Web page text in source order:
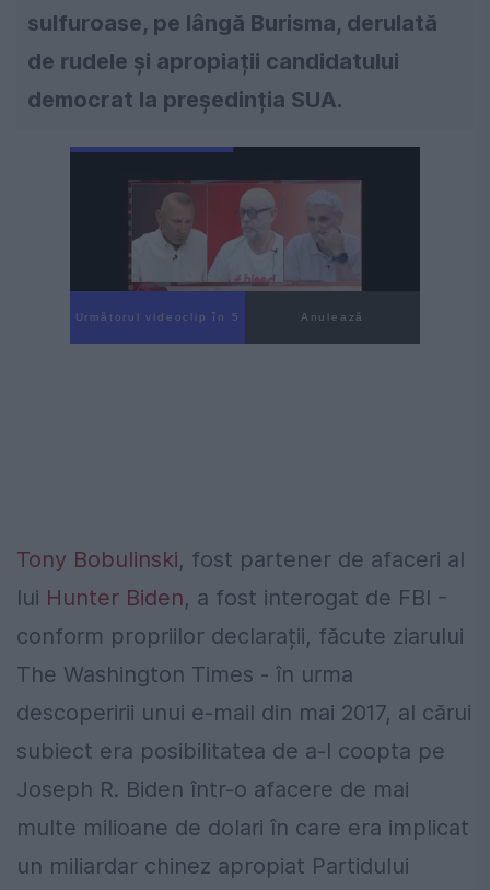
sulfuroase, pe lângă Burisma, derulată
de rudele și apropiații candidatului
democrat la președinția SUA.
Următorul videoclip în 4 Anulează
Tony Bobulinski, fost partener de afaceri al
lui Hunter Biden, a fost interogat de FBI -
conform propriilor declarații, făcute ziarului
The Washington Times - în urma
descoperirii unui e-mail din mai 2017, al cărui
subiect era posibilitatea de a-l coopta pe
Joseph R. Biden într-o afacere de mai
multe milioane de dolari în care era implicat
un miliardar chinez apropiat Partidului